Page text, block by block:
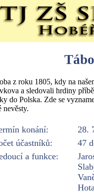
z roku 1805, kdy na
a sledovali hrdiny
do Polska. Zde se
nevěsty.
konání:
28.
účastníků:
47
a funkce: